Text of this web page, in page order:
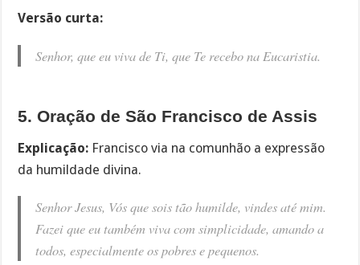
Versão curta:
Senhor, que eu viva de Ti, que Te recebo na Eucaristia.
5. Oração de São Francisco de Assis
Explicação: Francisco via na comunhão a expressão
da humildade divina.
Senhor Jesus, Vós que sois tão humilde, vindes até mim.
Fazei que eu também viva com simplicidade, amando a
todos, especialmente os pobres e pequenos.